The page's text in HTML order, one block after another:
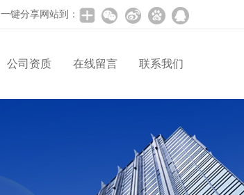
一键分享网站到：
公司资质 在线留言 联系我们